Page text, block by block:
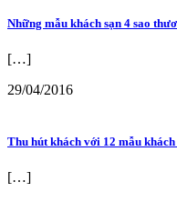
Những mẫu khách sạn 4 sao
[…]
29/04/2016
Thu hút khách với 12 mẫu
[…]